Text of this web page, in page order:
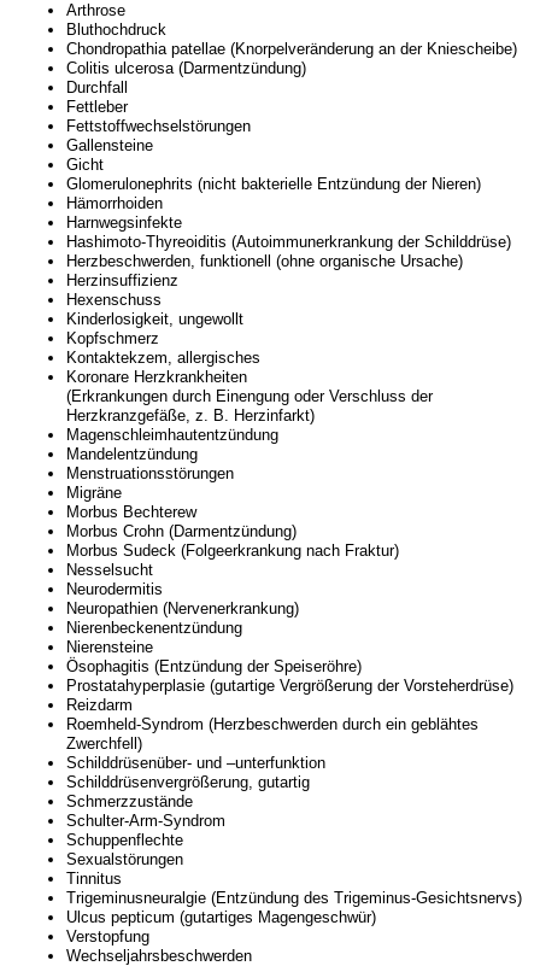
Arthrose
Bluthochdruck
Chondropathia patellae (Knorpelveränderung an der Kniescheibe)
Colitis ulcerosa (Darmentzündung)
Durchfall
Fettleber
Fettstoffwechselstörungen
Gallensteine
Gicht
Glomerulonephrits (nicht bakterielle Entzündung der Nieren)
Hämorrhoiden
Harnwegsinfekte
Hashimoto-Thyreoiditis (Autoimmunerkrankung der Schilddrüse)
Herzbeschwerden, funktionell (ohne organische Ursache)
Herzinsuffizienz
Hexenschuss
Kinderlosigkeit, ungewollt
Kopfschmerz
Kontaktekzem, allergisches
Koronare Herzkrankheiten
(Erkrankungen durch Einengung oder Verschluss der
Herzkranzgefäße, z. B. Herzinfarkt)
Magenschleimhautentzündung
Mandelentzündung
Menstruationsstörungen
Migräne
Morbus Bechterew
Morbus Crohn (Darmentzündung)
Morbus Sudeck (Folgeerkrankung nach Fraktur)
Nesselsucht
Neurodermitis
Neuropathien (Nervenerkrankung)
Nierenbeckenentzündung
Nierensteine
Ösophagitis (Entzündung der Speiseröhre)
Prostatahyperplasie (gutartige Vergrößerung der Vorsteherdrüse)
Reizdarm
Roemheld-Syndrom (Herzbeschwerden durch ein geblähtes
Zwerchfell)
Schilddrüsenüber- und –unterfunktion
Schilddrüsenvergrößerung, gutartig
Schmerzzustände
Schulter-Arm-Syndrom
Schuppenflechte
Sexualstörungen
Tinnitus
Trigeminusneuralgie (Entzündung des Trigeminus-Gesichtsnervs)
Ulcus pepticum (gutartiges Magengeschwür)
Verstopfung
Wechseljahrsbeschwerden